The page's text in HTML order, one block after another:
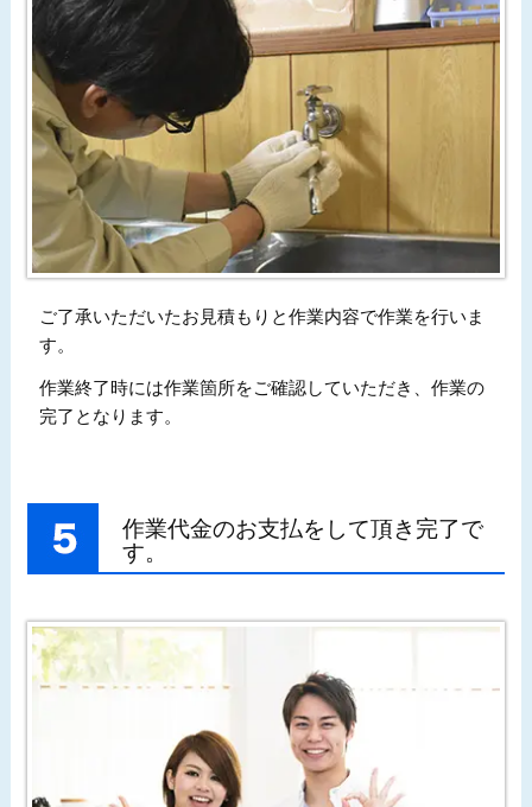
ご了承いただいたお見積もりと作業内容で作業を行いま
す。
作業終了時には作業箇所をご確認していただき、作業の
完了となります。
作業代金のお支払をして頂き完了で
す。